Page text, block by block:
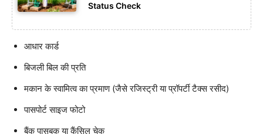
Status Check
आधार कार्ड
बिजली बिल की प्रति
मकान के स्वामित्व का प्रमाण (जैसे रजिस्ट्री या प्रॉपर्टी टैक्स रसीद)
पासपोर्ट साइज फोटो
बैंक पासबुक या कैंसिल चेक